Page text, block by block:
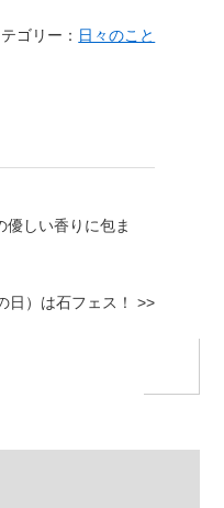
ゴリー： 日々のこと
優しい香りに包ま
日）は石フェス！ >>